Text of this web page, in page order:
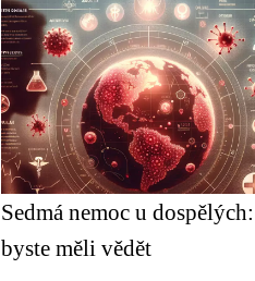
Sedmá nemoc u
byste měli vědět